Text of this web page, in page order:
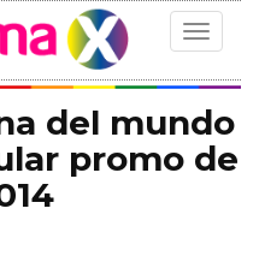
Toggle
del mundo
promo de